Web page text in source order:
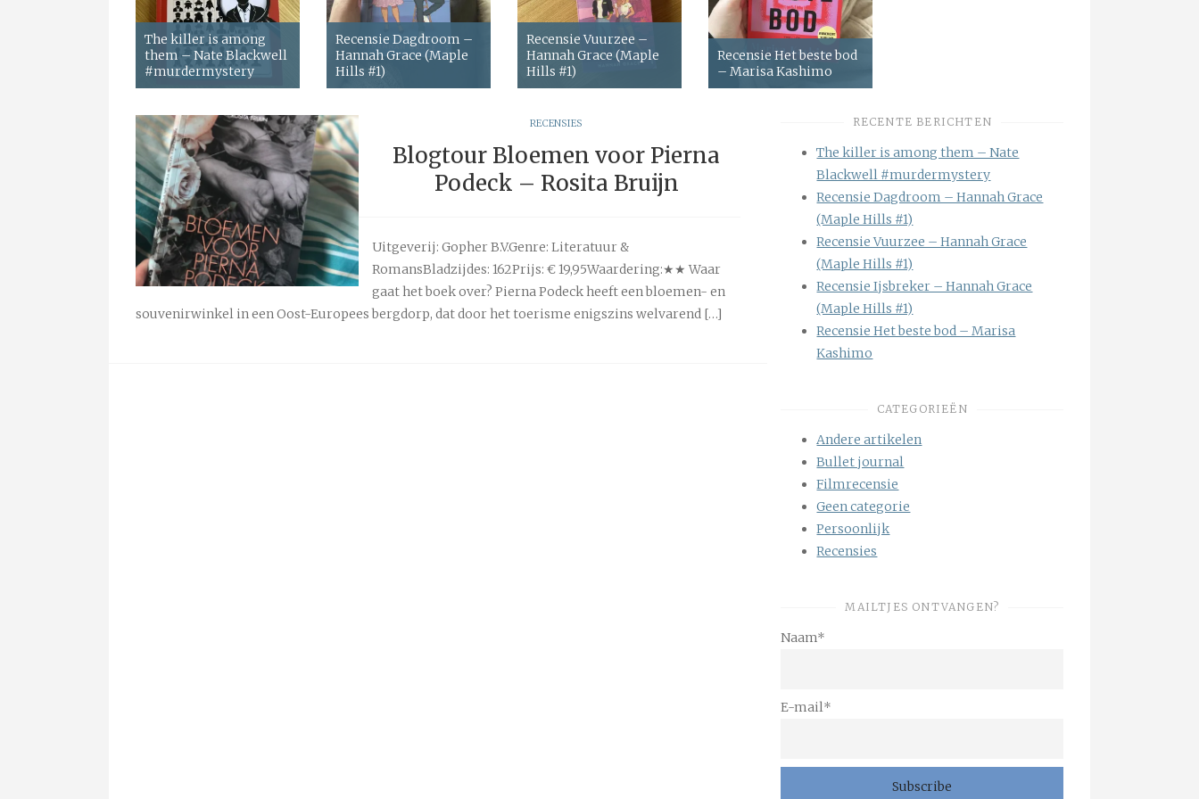
The killer is among
them – Nate Blackwell
#murdermystery
Recensie Dagdroom –
Hannah Grace (Maple
Hills #1)
Recensie Vuurzee –
Hannah Grace (Maple
Hills #1)
Recensie Het beste bod
– Marisa Kashimo
RECENSIES
Blogtour Bloemen voor Pierna
Podeck – Rosita Bruijn
Uitgeverij: Gopher B.V.Genre: Literatuur &
RomansBladzijdes: 162Prijs: € 19,95Waardering:★★ Waar
gaat het boek over? Pierna Podeck heeft een bloemen- en
souvenirwinkel in een Oost-Europees bergdorp, dat door het toerisme enigszins welvarend […]
RECENTE BERICHTEN
The killer is among them – Nate
Blackwell #murdermystery
Recensie Dagdroom – Hannah Grace
(Maple Hills #1)
Recensie Vuurzee – Hannah Grace
(Maple Hills #1)
Recensie Ijsbreker – Hannah Grace
(Maple Hills #1)
Recensie Het beste bod – Marisa
Kashimo
CATEGORIEËN
Andere artikelen
Bullet journal
Filmrecensie
Geen categorie
Persoonlijk
Recensies
MAILTJES ONTVANGEN?
Naam*
E-mail*